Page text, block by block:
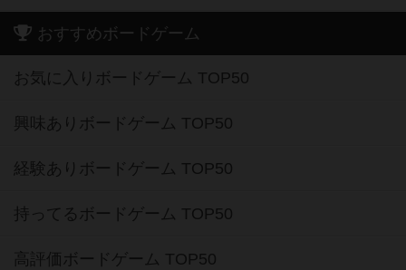
おすすめボードゲーム
お気に入りボードゲーム TOP50
興味ありボードゲーム TOP50
経験ありボードゲーム TOP50
持ってるボードゲーム TOP50
高評価ボードゲーム TOP50